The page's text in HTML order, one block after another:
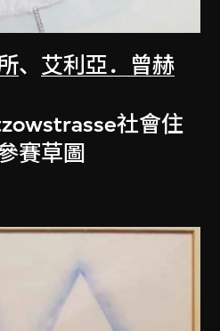
、 艾利亞．曾赫
社會住
賽草圖